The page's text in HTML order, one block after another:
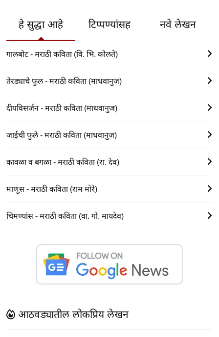
हे सुद्धा आहे टिप्पण्यांसह नवे लेखन
गालबोट - मराठी कविता (वि. भि. कोलते)
तेरड्याचे फुल - मराठी कविता (माधवानुज)
दीपविसर्जन - मराठी कविता (माधवानुज)
जाईची फुले - मराठी कविता (माधवानुज)
कावळा व बगळा - मराठी कविता (रा. देव)
माणूस - मराठी कविता (राम मोरे)
चिमण्यांस - मराठी कविता (वा. गो. मायदेव)
आठवड्यातील लोकप्रिय लेखन